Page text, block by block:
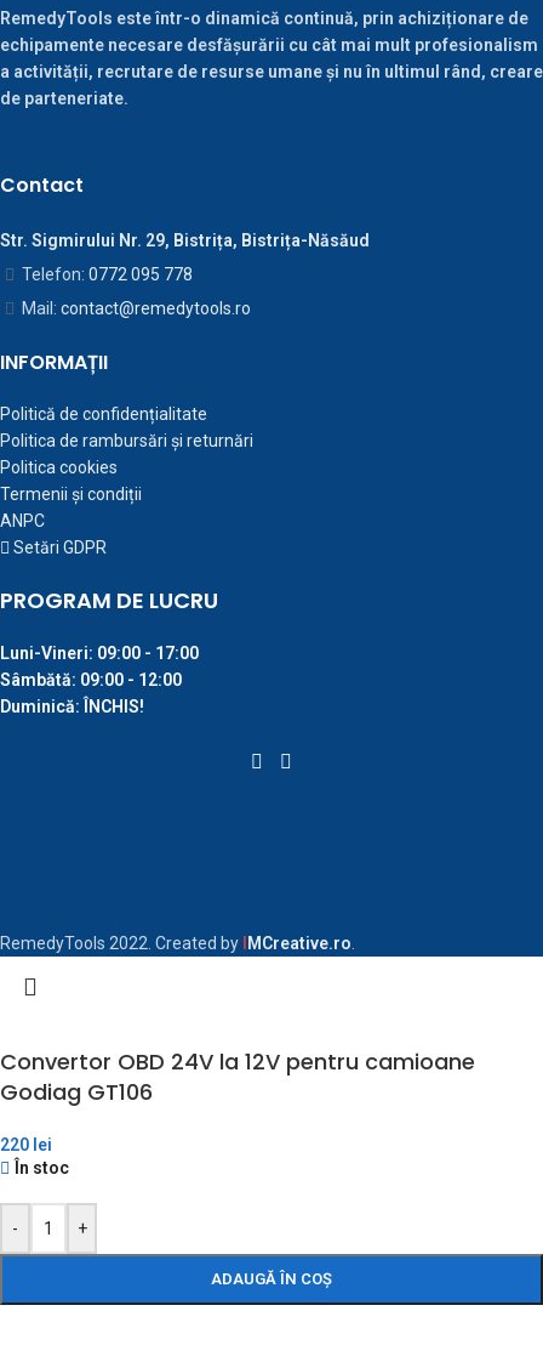
RemedyTools este într-o dinamică continuă, prin achiziționare de
echipamente necesare desfășurării cu cât mai mult profesionalism
a activității, recrutare de resurse umane și nu în ultimul rând, creare
de parteneriate.
Contact
Str. Sigmirului Nr. 29, Bistrița, Bistrița-Năsăud
Telefon: 0772 095 778
Mail: contact@remedytools.ro
INFORMAȚII
Politică de confidențialitate
Politica de rambursări și returnări
Politica cookies
Termenii și condiții
ANPC
Setări GDPR
PROGRAM DE LUCRU
Luni-Vineri: 09:00 - 17:00
Sâmbătă: 09:00 - 12:00
Duminică: ÎNCHIS!
RemedyTools 2022. Created by MCreative.ro.
Convertor OBD 24V la 12V pentru camioane
Godiag GT106
220 lei
În stoc
- +
ADAUGĂ ÎN COȘ